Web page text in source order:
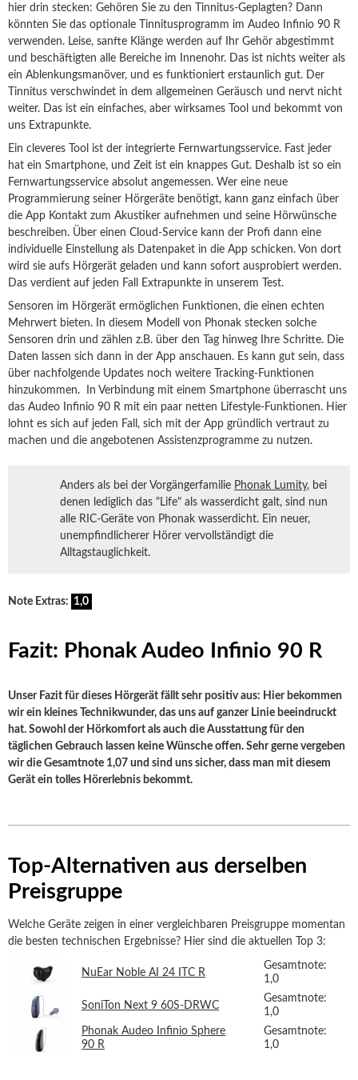
hier drin stecken: Gehören Sie zu den Tinnitus-Geplagten? Dann
könnten Sie das optionale Tinnitusprogramm im Audeo Infinio 90 R
verwenden. Leise, sanfte Klänge werden auf Ihr Gehör abgestimmt
und beschäftigten alle Bereiche im Innenohr. Das ist nichts weiter als
ein Ablenkungsmanöver, und es funktioniert erstaunlich gut. Der
Tinnitus verschwindet in dem allgemeinen Geräusch und nervt nicht
weiter. Das ist ein einfaches, aber wirksames Tool und bekommt von
uns Extrapunkte.
Ein cleveres Tool ist der integrierte Fernwartungsservice. Fast jeder
hat ein Smartphone, und Zeit ist ein knappes Gut. Deshalb ist so ein
Fernwartungsservice absolut angemessen. Wer eine neue
Programmierung seiner Hörgeräte benötigt, kann ganz einfach über
die App Kontakt zum Akustiker aufnehmen und seine Hörwünsche
beschreiben. Über einen Cloud-Service kann der Profi dann eine
individuelle Einstellung als Datenpaket in die App schicken. Von dort
wird sie aufs Hörgerät geladen und kann sofort ausprobiert werden.
Das verdient auf jeden Fall Extrapunkte in unserem Test.
Sensoren im Hörgerät ermöglichen Funktionen, die einen echten
Mehrwert bieten. In diesem Modell von Phonak stecken solche
Sensoren drin und zählen z.B. über den Tag hinweg Ihre Schritte. Die
Daten lassen sich dann in der App anschauen. Es kann gut sein, dass
über nachfolgende Updates noch weitere Tracking-Funktionen
hinzukommen. In Verbindung mit einem Smartphone überrascht uns
das Audeo Infinio 90 R mit ein paar netten Lifestyle-Funktionen. Hier
lohnt es sich auf jeden Fall, sich mit der App gründlich vertraut zu
machen und die angebotenen Assistenzprogramme zu nutzen.
Anders als bei der Vorgängerfamilie Phonak Lumity, bei
denen lediglich das "Life" als wasserdicht galt, sind nun
alle RIC-Geräte von Phonak wasserdicht. Ein neuer,
unempfindlicherer Hörer vervollständigt die
Alltagstauglichkeit.
Note Extras: 1,0
Fazit: Phonak Audeo Infinio 90 R
Unser Fazit für dieses Hörgerät fällt sehr positiv aus: Hier bekommen
wir ein kleines Technikwunder, das uns auf ganzer Linie beeindruckt
hat. Sowohl der Hörkomfort als auch die Ausstattung für den
täglichen Gebrauch lassen keine Wünsche offen. Sehr gerne vergeben
wir die Gesamtnote 1,07 und sind uns sicher, dass man mit diesem
Gerät ein tolles Hörerlebnis bekommt.
Top-Alternativen aus derselben
Preisgruppe
Welche Geräte zeigen in einer vergleichbaren Preisgruppe momentan
die besten technischen Ergebnisse? Hier sind die aktuellen Top 3:
NuEar Noble AI 24 ITC R
Gesamtnote:
1,0
SoniTon Next 9 60S-DRWC
Gesamtnote:
1,0
Phonak Audeo Infinio Sphere
90 R
Gesamtnote:
1,0